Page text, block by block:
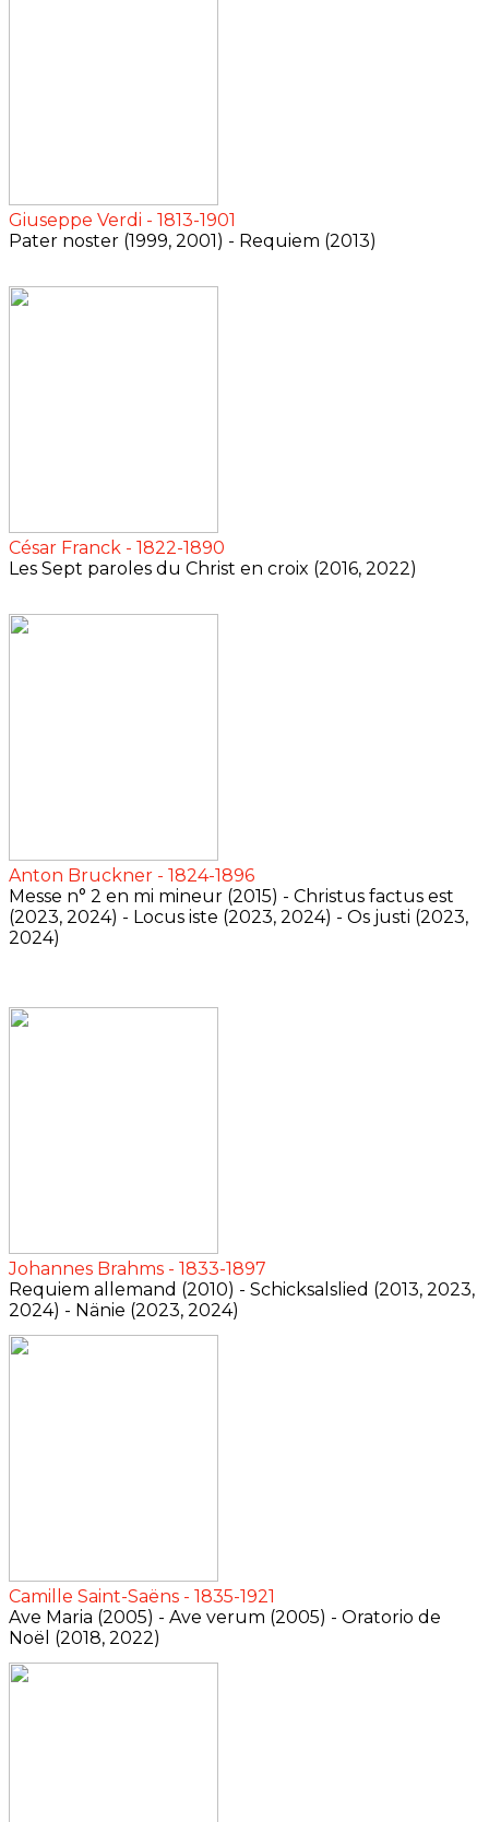
Giuseppe Verdi - 1813-1901
Pater noster (1999, 2001) - Requiem (2013)
César Franck - 1822-1890
Les Sept paroles du Christ en croix (2016, 2022)
Anton Bruckner - 1824-1896
Messe n° 2 en mi mineur (2015) - Christus factus est
(2023, 2024) - Locus iste (2023, 2024) - Os justi (2023,
2024)
Johannes Brahms - 1833-1897
Requiem allemand (2010) - Schicksalslied (2013, 2023,
2024) - Nänie (2023, 2024)
Camille Saint-Saëns - 1835-1921
Ave Maria (2005) - Ave verum (2005) - Oratorio de
Noël (2018, 2022)